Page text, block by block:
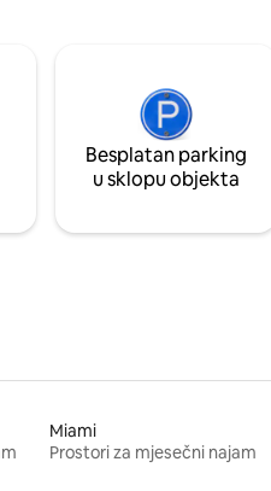
Besplatan parking
u sklopu objekta
Miami
Prostori za mjesečni najam